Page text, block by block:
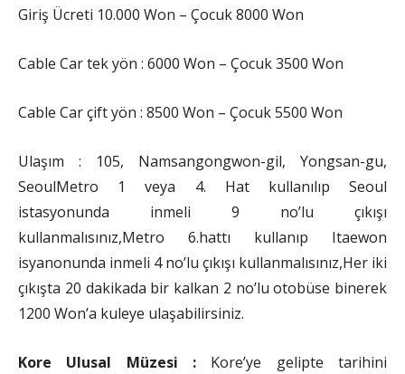
Giriş Ücreti 10.000 Won – Çocuk 8000 Won
Cable Car tek yön : 6000 Won – Çocuk 3500 Won
Cable Car çift yön : 8500 Won – Çocuk 5500 Won
Ulaşım : 105, Namsangongwon-gil, Yongsan-gu,
SeoulMetro 1 veya 4. Hat kullanılıp Seoul
istasyonunda inmeli 9 no’lu çıkışı
kullanmalısınız,Metro 6.hattı kullanıp Itaewon
isyanonunda inmeli 4 no’lu çıkışı kullanmalısınız,Her iki
çıkışta 20 dakikada bir kalkan 2 no’lu otobüse binerek
1200 Won’a kuleye ulaşabilirsiniz.
Kore Ulusal Müzesi : Kore’ye gelipte tarihini